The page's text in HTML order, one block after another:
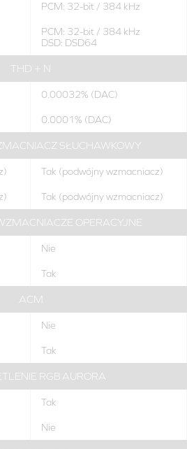
PCM: 32-bit / 384 kHz
PCM: 32-bit / 384 kHz
DSD: DSD64
THD + N
0.00032% (DAC)
0.0001% (DAC)
SŁUCHAWKOWY
Tak (podwójny wzmacniacz)
Tak (podwójny wzmacniacz)
OPERACYJNE
Nie
Tak
ACM
Nie
Tak
RGB AURORA
Tak
Nie